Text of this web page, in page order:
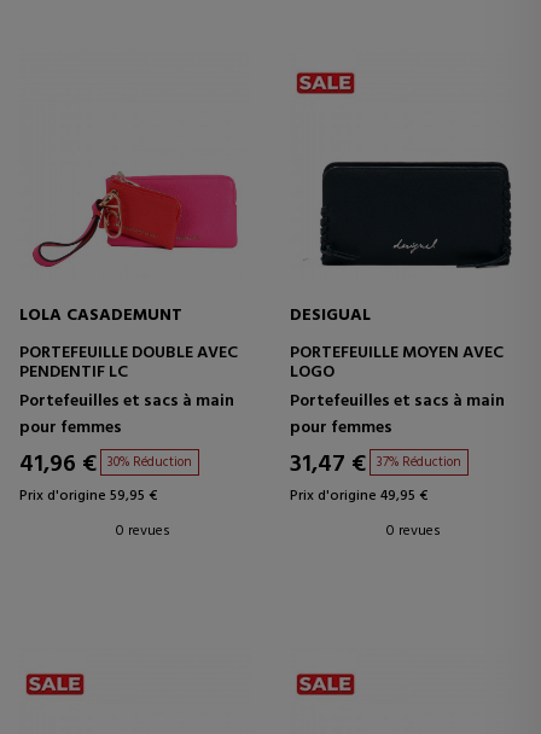
LOLA CASADEMUNT
PORTEFEUILLE DOUBLE AVEC
PENDENTIF LC
Portefeuilles et sacs à main
pour femmes
41,96 € 30% Réduction
Prix d'origine 59,95 €
0 revues
DESIGUAL
PORTEFEUILLE MOYEN AVEC
LOGO
Portefeuilles et sacs à main
pour femmes
31,47 € 37% Réduction
Prix d'origine 49,95 €
0 revues